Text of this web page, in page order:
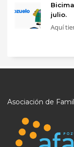
julio.
Aquí
Asociación de